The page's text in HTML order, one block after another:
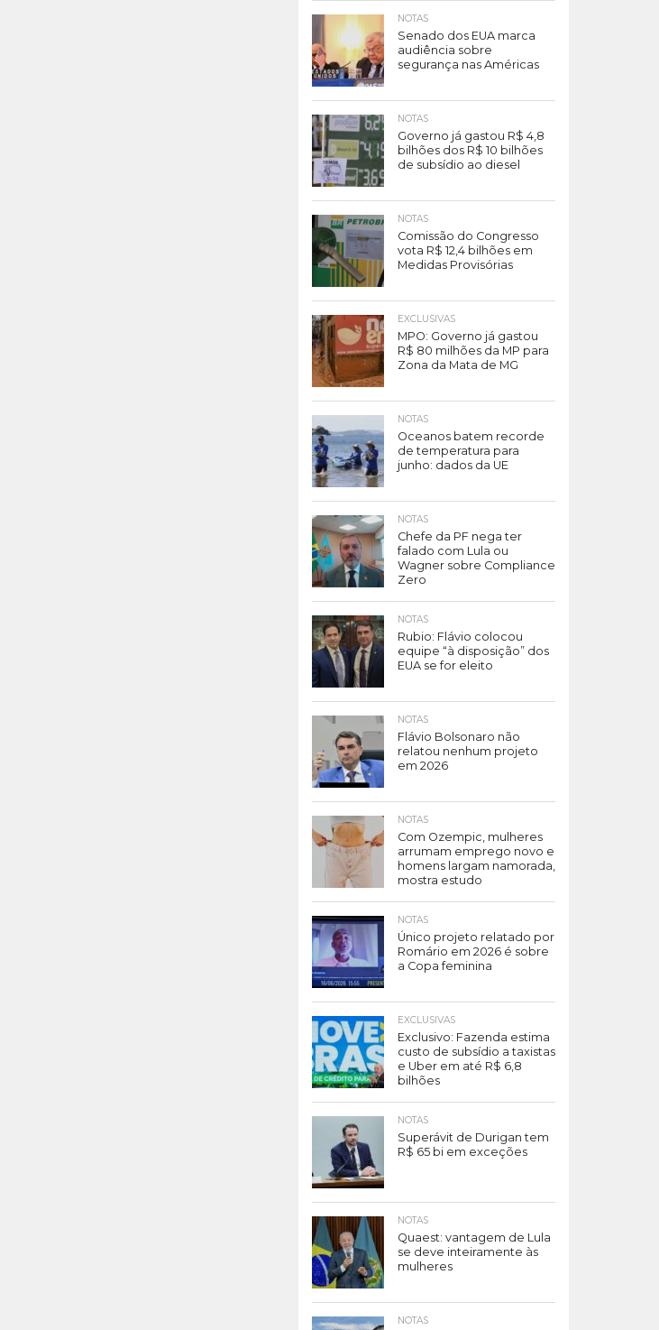
NOTAS
Senado dos EUA marca
audiência sobre
segurança nas Américas
NOTAS
Governo já gastou R$ 4,8
bilhões dos R$ 10 bilhões
de subsídio ao diesel
NOTAS
Comissão do Congresso
vota R$ 12,4 bilhões em
Medidas Provisórias
EXCLUSIVAS
MPO: Governo já gastou
R$ 80 milhões da MP para
Zona da Mata de MG
NOTAS
Oceanos batem recorde
de temperatura para
junho: dados da UE
NOTAS
Chefe da PF nega ter
falado com Lula ou
Wagner sobre Compliance
Zero
NOTAS
Rubio: Flávio colocou
equipe “à disposição” dos
EUA se for eleito
NOTAS
Flávio Bolsonaro não
relatou nenhum projeto
em 2026
NOTAS
Com Ozempic, mulheres
arrumam emprego novo e
homens largam namorada,
mostra estudo
NOTAS
Único projeto relatado por
Romário em 2026 é sobre
a Copa feminina
EXCLUSIVAS
Exclusivo: Fazenda estima
custo de subsídio a taxistas
e Uber em até R$ 6,8
bilhões
NOTAS
Superávit de Durigan tem
R$ 65 bi em exceções
NOTAS
Quaest: vantagem de Lula
se deve inteiramente às
mulheres
NOTAS